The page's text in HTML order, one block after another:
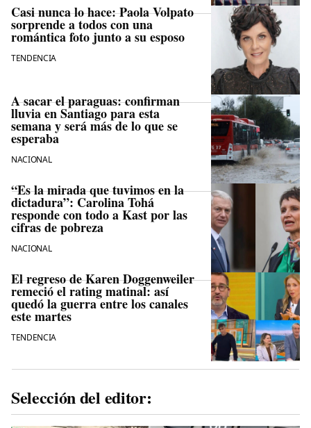
Casi nunca lo hace: Paola Volpato
sorprende a todos con una
romántica foto junto a su esposo
TENDENCIA
A sacar el paraguas: confirman
lluvia en Santiago para esta
semana y será más de lo que se
esperaba
NACIONAL
“Es la mirada que tuvimos en la
dictadura”: Carolina Tohá
responde con todo a Kast por las
cifras de pobreza
NACIONAL
El regreso de Karen Doggenweiler
remeció el rating matinal: así
quedó la guerra entre los canales
este martes
TENDENCIA
Selección del editor: